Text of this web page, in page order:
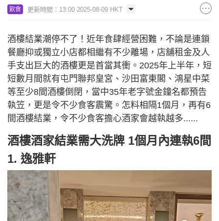
飲食 更新時間：13:00 2025-08-09 HKT
酒樓結業潮停不了！近年食肆經營困難，不論是連鎖
餐廳抑或獨立小店都相繼有不少離場，店舖租金及人
手支出巨大的酒樓更是首當其衝。2025年上半年，短
短數月間就有屯門聯邦皇宮、沙田富東閣、鴻星中菜
等至少8間酒樓倒閉，當中35年老字號金鐘名都預告
執笠，更是令不少食客震驚。怎料相隔1個月，再有6
間酒樓結業，令不少食客擔心酒家會越執越多......
酒樓酒家結業需大洗牌 1個月內連執6間
1. 逸雅軒